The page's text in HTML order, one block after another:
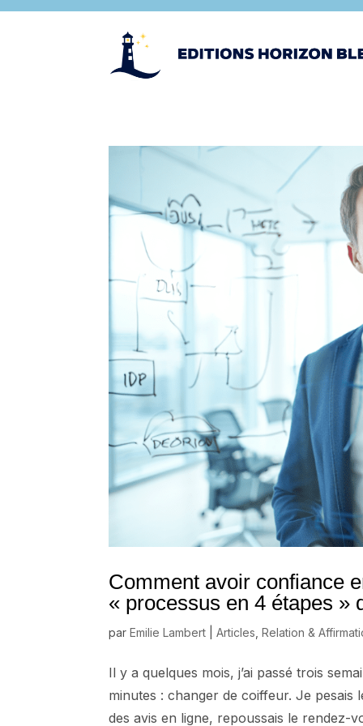
Comment avoir confiance
« processus en 4 étapes »
parEmilie Lambert |Articles ,Relation &
Il y a quelques mois, j’ai passé trois
minutes : changer de coiffeur. Je pesais
des avis en ligne, repoussais le rendez-